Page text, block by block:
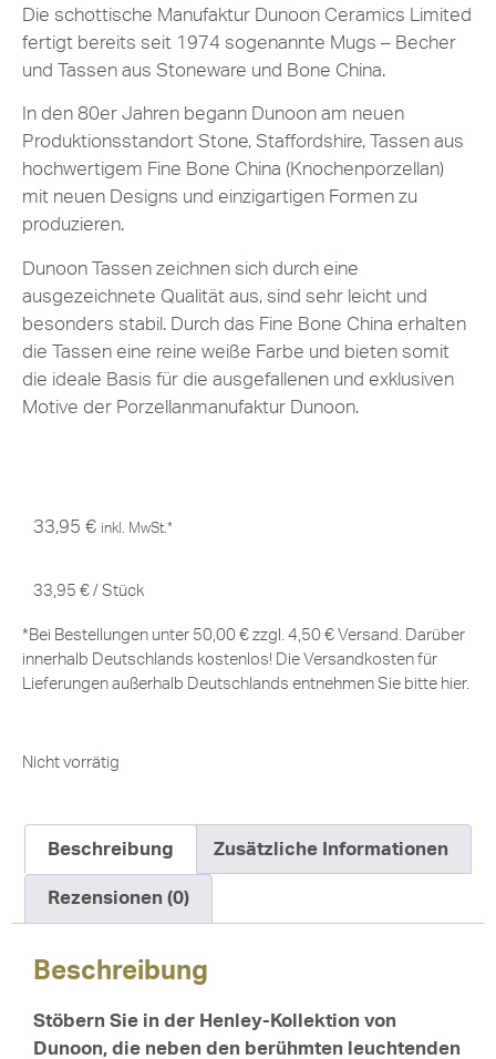
Die schottische Manufaktur Dunoon Ceramics Limited
fertigt bereits seit 1974 sogenannte Mugs – Becher
und Tassen aus Stoneware und Bone China.
In den 80er Jahren begann Dunoon am neuen
Produktionsstandort Stone, Staffordshire, Tassen aus
hochwertigem Fine Bone China (Knochenporzellan)
mit neuen Designs und einzigartigen Formen zu
produzieren.
Dunoon Tassen zeichnen sich durch eine
ausgezeichnete Qualität aus, sind sehr leicht und
besonders stabil. Durch das Fine Bone China erhalten
die Tassen eine reine weiße Farbe und bieten somit
die ideale Basis für die ausgefallenen und exklusiven
Motive der Porzellanmanufaktur Dunoon.
33,95 € inkl. MwSt.*
33,95 € / Stück
*Bei Bestellungen unter 50,00 € zzgl. 4,50 € Versand. Darüber
innerhalb Deutschlands kostenlos! Die Versandkosten für
Lieferungen außerhalb Deutschlands entnehmen Sie bitte hier.
Nicht vorrätig
Beschreibung Zusätzliche Informationen
Rezensionen (0)
Beschreibung
Stöbern Sie in der Henley-Kollektion von
Dunoon, die neben den berühmten leuchtenden